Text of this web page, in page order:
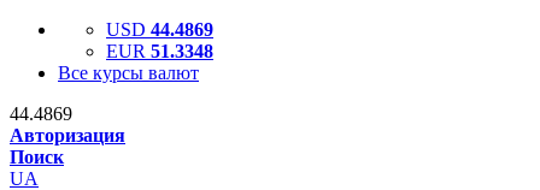
USD 44.4869
EUR 51.3348
Все курсы валют
44.4869
Авторизация
Поиск
UA